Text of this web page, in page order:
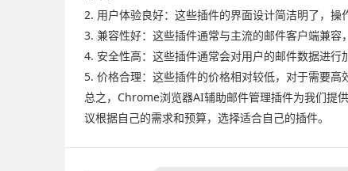
2. 用户体验良好：这些插件的界面设计简洁明了，操
3. 兼容性好：这些插件通常与主流的邮件客户端兼
4. 安全性高：这些插件通常会对用户的邮件数据进行
5. 价格合理：这些插件的价格相对较低，对于需要高
总之，Chrome浏览器AI辅助邮件管理插件为我们提
议根据自己的需求和预算，选择适合自己的插件。